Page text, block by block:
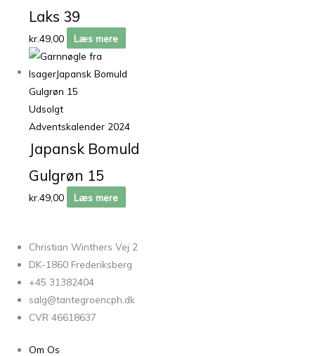
Laks 39
kr.49,00 Læs mere
Udsolgt
Adventskalender 2024
Japansk Bomuld
Gulgrøn 15
kr.49,00 Læs mere
Christian Winthers Vej 2
DK-1860 Frederiksberg
+45 31382404
salg@tantegroencph.dk
CVR 46618637
Om Os